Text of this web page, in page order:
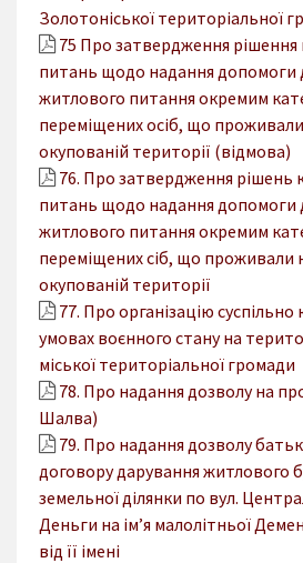
Золотоніської територіальної
75 Про затвердження рішення
питань щодо надання допомоги
житлового питання окремим
переміщених осіб, що
окупованій території (відмова)
76. Про затвердження рішень
питань щодо надання допомоги
житлового питання окремим
переміщених сіб, що проживали
окупованій території
77. Про організацію суспільно
умовах воєнного стану на
міської територіальної громади
78. Про надання дозволу на
Шалва)
79. Про надання дозволу
договору дарування житлового
земельної ділянки по вул.
Деньги на ім’я малолітньої
від її імені